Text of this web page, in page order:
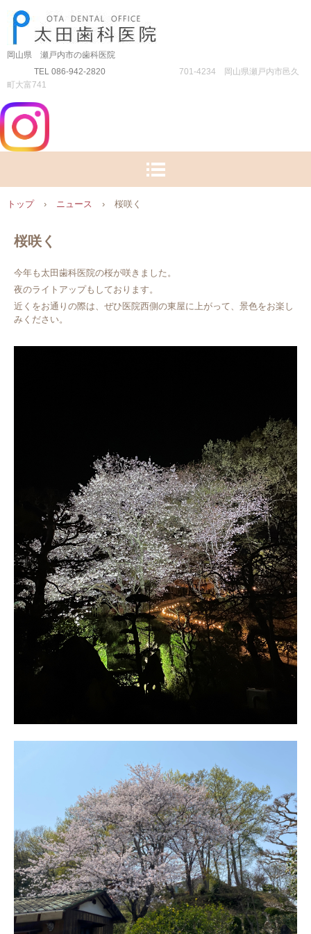
岡山県 瀬戸内市の歯科医院
TEL 086-942-2820
701-4234 岡山県瀬戸内市邑久
町大富741
トップ › ニュース › 桜咲く
桜咲く
今年も太田歯科医院の桜が咲きました。
夜のライトアップもしております。
近くをお通りの際は、ぜひ医院西側の東屋に上がって、景色をお楽し
みください。